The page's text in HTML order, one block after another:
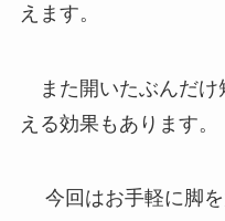
えます。
また開いたぶんだけ
える効果もあります。
今回はお手軽に脚を